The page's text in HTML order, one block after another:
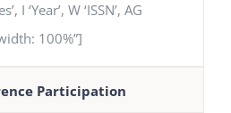
I ‘Year’, W ‘ISSN’, AG
100%”]
Participation